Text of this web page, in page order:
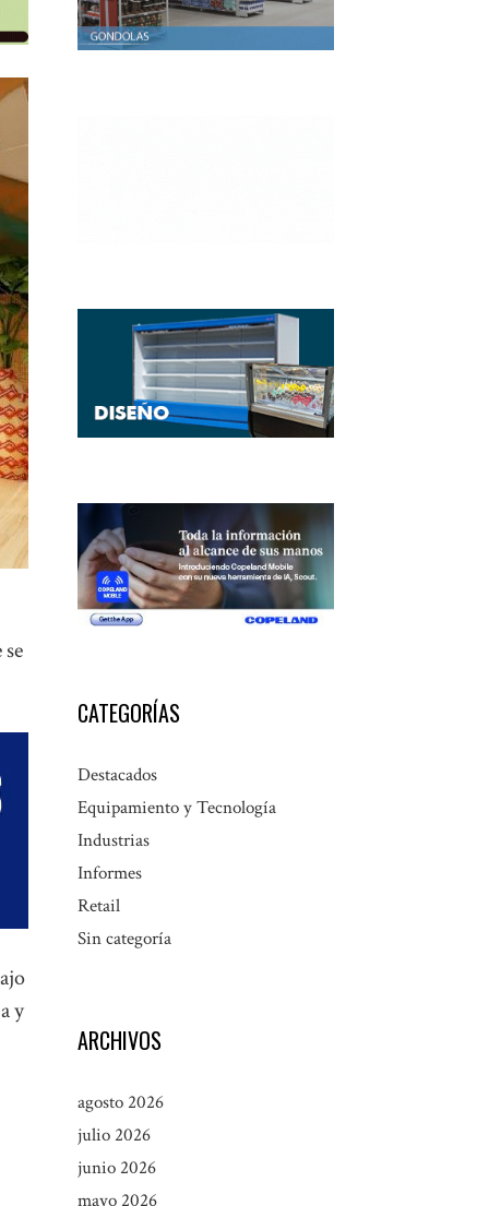
y
CATEGORÍAS
Destacados
Equipamiento y Tecnología
Industrias
Informes
Retail
Sin categoría
ARCHIVOS
agosto 2026
julio 2026
junio 2026
mayo 2026